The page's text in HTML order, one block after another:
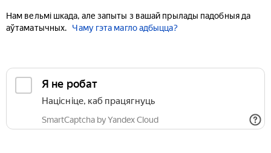
Нам вельмі шкада, але запыты з вашай прылады падобныя да
аўтаматычных.
Чаму гэта магло адбыцца?
Я не робат
Націсніце, каб працягнуць
SmartCaptcha by Yandex Cloud